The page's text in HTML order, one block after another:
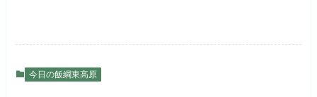
今日の飯綱東高原